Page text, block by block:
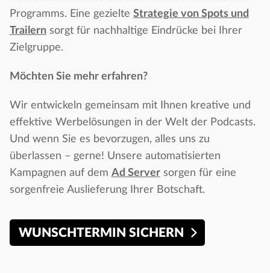
Programms. Eine gezielte Strategie von Spots und
Trailern sorgt für nachhaltige Eindrücke bei Ihrer
Zielgruppe.
Möchten Sie mehr erfahren?
Wir entwickeln gemeinsam mit Ihnen kreative und
effektive Werbelösungen in der Welt der Podcasts.
Und wenn Sie es bevorzugen, alles uns zu
überlassen – gerne! Unsere automatisierten
Kampagnen auf dem Ad Serversorgen für eine
sorgenfreie Auslieferung Ihrer Botschaft.
WUNSCHTERMIN SICHERN